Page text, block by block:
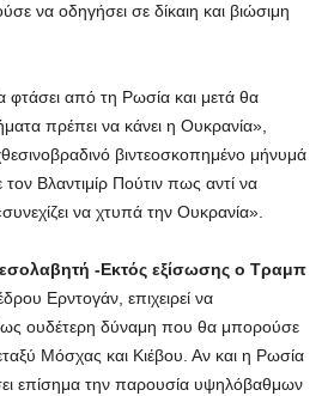
να οδηγήσει σε δίκαιη και βιώσιμη
από τη Ρωσία και μετά θα
πρέπει να κάνει η Ουκρανία»,
βιντεοσκοπημένο μήνυμά
Βλαντιμίρ Πούτιν πως αντί να
να χτυπά την Ουκρανία».
-Εκτός εξίσωσης ο Τραμπ
Ερντογάν, επιχειρεί να
ως ουδέτερη δύναμη που θα μπορούσε
Μόσχας και Κιέβου. Αν και η Ρωσία
επίσημα την παρουσία υψηλόβαθμων